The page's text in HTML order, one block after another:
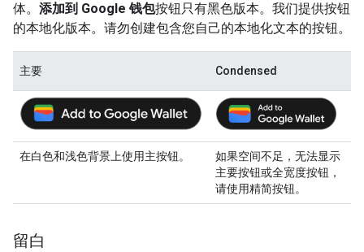
体。 添加到 Google 钱包按钮只有黑色版本。我们提供按钮
的本地化版本。请勿创建包含您自己的本地化文本的按钮。
主要 Condensed
在白色和浅色背景上使用主按钮。
如果空间不足，无法显示
主要按钮或全宽度按钮，
请使用精简按钮。
留白